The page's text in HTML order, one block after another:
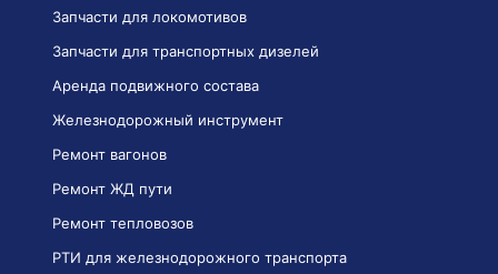
Запчасти для локомотивов
Запчасти для транспортных дизелей
Аренда подвижного состава
Железнодорожный инструмент
Ремонт вагонов
Ремонт ЖД пути
Ремонт тепловозов
РТИ для железнодорожного транспорта